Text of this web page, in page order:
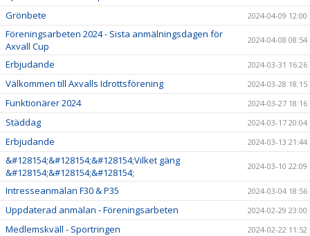
Grönbete 2024-04-09 12:00
Föreningsarbeten 2024 - Sista anmälningsdagen för
Axvall Cup
2024-04-08 08:54
Erbjudande 2024-03-31 16:26
Välkommen till Axvalls Idrottsförening 2024-03-28 18:15
Funktionärer 2024 2024-03-27 18:16
Städdag 2024-03-17 20:04
Erbjudande 2024-03-13 21:44
&#128154;&#128154;&#128154;Vilket gäng
&#128154;&#128154;&#128154;
2024-03-10 22:09
Intresseanmälan F30 & P35 2024-03-04 18:56
Uppdaterad anmälan - Föreningsarbeten 2024-02-29 23:00
Medlemskväll - Sportringen 2024-02-22 11:52